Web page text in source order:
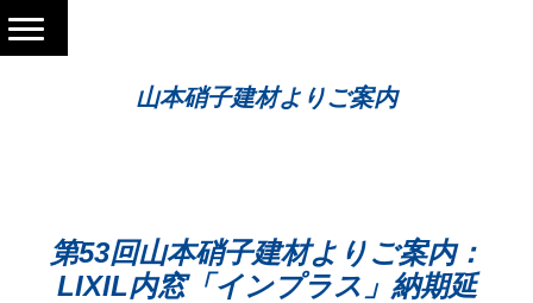
山本硝子建材よりご案内
第53回山本硝子建材よりご案内：
LIXIL内窓「インプラス」納期延